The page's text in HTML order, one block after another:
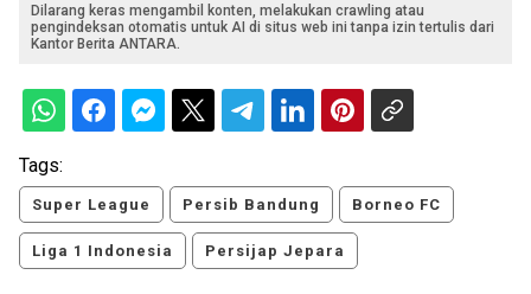
Dilarang keras mengambil konten, melakukan crawling atau
pengindeksan otomatis untuk AI di situs web ini tanpa izin tertulis dari
Kantor Berita ANTARA.
Tags:
Super League Persib Bandung Borneo FC
Liga 1 Indonesia Persijap Jepara